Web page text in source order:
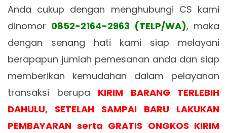
Anda cukup dengan menghubungi CS kami
dinomor 0852-2164-2963 (TELP/WA), maka
dengan senang hati kami siap melayani
berapapun jumlah pemesanan anda dan siap
memberikan kemudahan dalam pelayanan
transaksi berupa KIRIM BARANG TERLEBIH
DAHULU, SETELAH SAMPAI BARU LAKUKAN
PEMBAYARAN serta GRATIS ONGKOS KIRIM